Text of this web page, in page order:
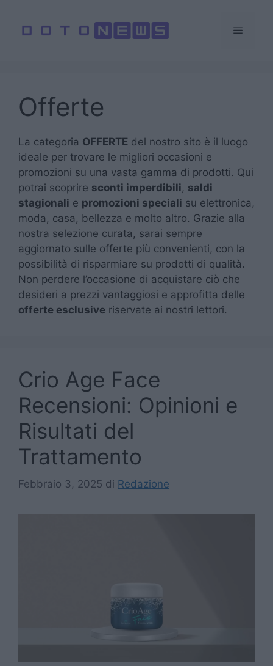
contenuto
Menu
Offerte
La categoria OFFERTE del nostro sito è il luogo
ideale per trovare le migliori occasioni e
promozioni su una vasta gamma di prodotti. Qui
potrai scoprire sconti imperdibili, saldi
stagionali e promozioni speciali su elettronica,
moda, casa, bellezza e molto altro. Grazie alla
nostra selezione curata, sarai sempre
aggiornato sulle offerte più convenienti, con la
possibilità di risparmiare su prodotti di qualità.
Non perdere l’occasione di acquistare ciò che
desideri a prezzi vantaggiosi e approfitta delle
offerte esclusive riservate ai nostri lettori.
Crio Age Face
Recensioni: Opinioni e
Risultati del
Trattamento
Febbraio 3, 2025 di Redazione